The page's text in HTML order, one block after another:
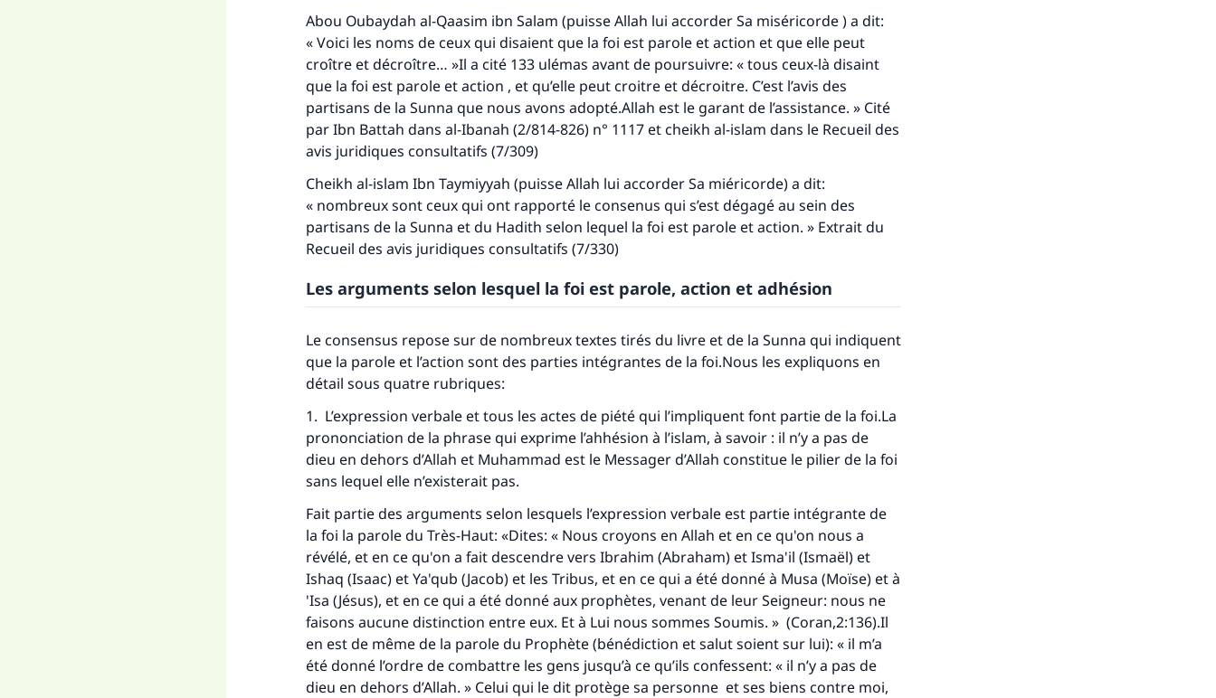
Abou Oubaydah al-Qaasim ibn Salam (puisse Allah lui accorder Sa miséricorde ) a dit:
« Voici les noms de ceux qui disaient que la foi est parole et action et que elle peut
croître et décroître… »Il a cité 133 ulémas avant de poursuivre: « tous ceux-là disaint
que la foi est parole et action , et qu’elle peut croitre et décroitre. C’est l’avis des
partisans de la Sunna que nous avons adopté.Allah est le garant de l’assistance. » Cité
par Ibn Battah dans al-Ibanah (2/814-826) n° 1117 et cheikh al-islam dans le Recueil des
avis juridiques consultatifs (7/309)
Cheikh al-islam Ibn Taymiyyah (puisse Allah lui accorder Sa miéricorde) a dit:
« nombreux sont ceux qui ont rapporté le consenus qui s’est dégagé au sein des
partisans de la Sunna et du Hadith selon lequel la foi est parole et action. » Extrait du
Recueil des avis juridiques consultatifs (7/330)
Les arguments selon lesquel la foi est parole, action et adhésion
Le consensus repose sur de nombreux textes tirés du livre et de la Sunna qui indiquent
que la parole et l’action sont des parties intégrantes de la foi.Nous les expliquons en
détail sous quatre rubriques:
1. L’expression verbale et tous les actes de piété qui l’impliquent font partie de la foi.La
prononciation de la phrase qui exprime l’ahhésion à l’islam, à savoir : il n’y a pas de
dieu en dehors d’Allah et Muhammad est le Messager d’Allah constitue le pilier de la foi
sans lequel elle n’existerait pas.
Fait partie des arguments selon lesquels l’expression verbale est partie intégrante de
la foi la parole du Très-Haut: «Dites: « Nous croyons en Allah et en ce qu'on nous a
révélé, et en ce qu'on a fait descendre vers Ibrahim (Abraham) et Isma'il (Ismaël) et
Ishaq (Isaac) et Ya'qub (Jacob) et les Tribus, et en ce qui a été donné à Musa (Moïse) et à
'Isa (Jésus), et en ce qui a été donné aux prophètes, venant de leur Seigneur: nous ne
faisons aucune distinction entre eux. Et à Lui nous sommes Soumis. » (Coran,2:136).Il
en est de même de la parole du Prophète (bénédiction et salut soient sur lui): « il m’a
été donné l’ordre de combattre les gens jusqu’à ce qu’ils confessent: « il n’y a pas de
dieu en dehors d’Allah. » Celui qui le dit protège sa personne et ses biens contre moi,